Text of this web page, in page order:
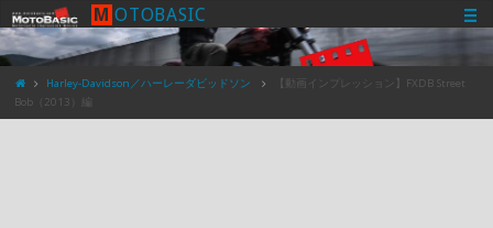
M OTOBASIC
Harley-Davidson／ハーレーダビッドソン
【動画インプレッション】FXDB Street
Bob（2013）編